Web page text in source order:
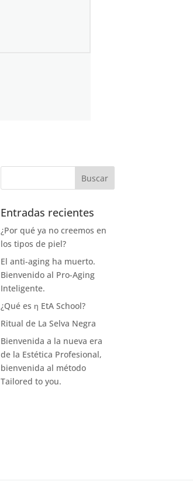
Entradas recientes
¿Por qué ya no creemos en
los tipos de piel?
El anti-aging ha muerto.
Bienvenido al Pro-Aging
Inteligente.
¿Qué es η EtA School?
Ritual de La Selva Negra
Bienvenida a la nueva era
de la Estética Profesional,
bienvenida al método
Tailored to you.